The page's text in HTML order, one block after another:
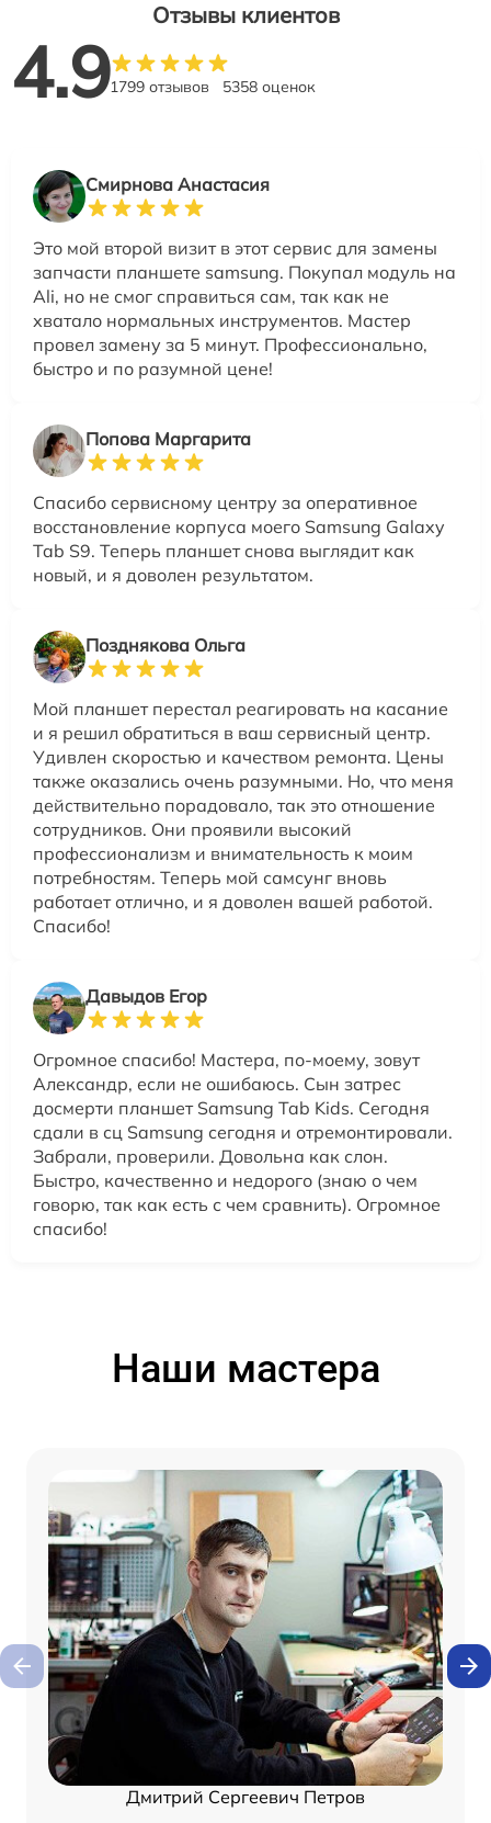
Отзывы клиентов
4.91799 отзывов 5358 оценок
Смирнова Анастасия
Это мой второй визит в этот сервис для замены
запчасти планшете samsung. Покупал модуль на
Ali, но не смог справиться сам, так как не
хватало нормальных инструментов. Мастер
провел замену за 5 минут. Профессионально,
быстро и по разумной цене!
Попова Маргарита
Спасибо сервисному центру за оперативное
восстановление корпуса моего Samsung Galaxy
Tab S9. Теперь планшет снова выглядит как
новый, и я доволен результатом.
Позднякова Ольга
Мой планшет перестал реагировать на касание
и я решил обратиться в ваш сервисный центр.
Удивлен скоростью и качеством ремонта. Цены
также оказались очень разумными. Но, что меня
действительно порадовало, так это отношение
сотрудников. Они проявили высокий
профессионализм и внимательность к моим
потребностям. Теперь мой самсунг вновь
работает отлично, и я доволен вашей работой.
Спасибо!
Давыдов Егор
Огромное спасибо! Мастера, по-моему, зовут
Александр, если не ошибаюсь. Сын затрес
досмерти планшет Samsung Tab Kids. Сегодня
сдали в сц Samsung сегодня и отремонтировали.
Забрали, проверили. Довольна как слон.
Быстро, качественно и недорого (знаю о чем
говорю, так как есть с чем сравнить). Огромное
спасибо!
Наши мастера
Дмитрий Сергеевич Петров